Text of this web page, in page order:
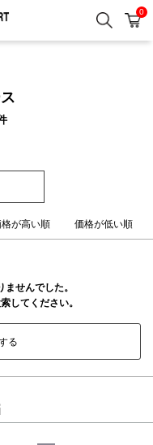
検索 カ
0
が高い順 価格が低い順
せんでした。
してください。
る